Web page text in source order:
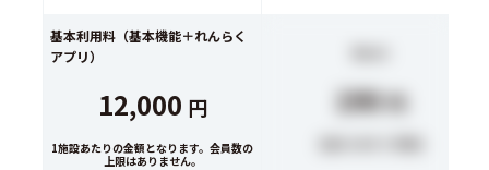
基本利用料（基本機能＋れんらく
アプリ）
12,000 円
1施設あたりの金額となります。会員数の
上限はありません。
190